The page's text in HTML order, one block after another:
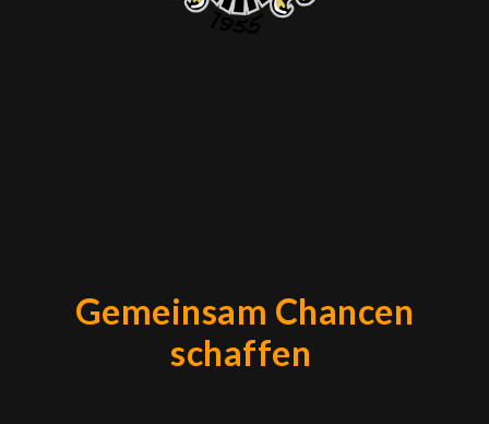
Gemeinsam Chancen
schaffen